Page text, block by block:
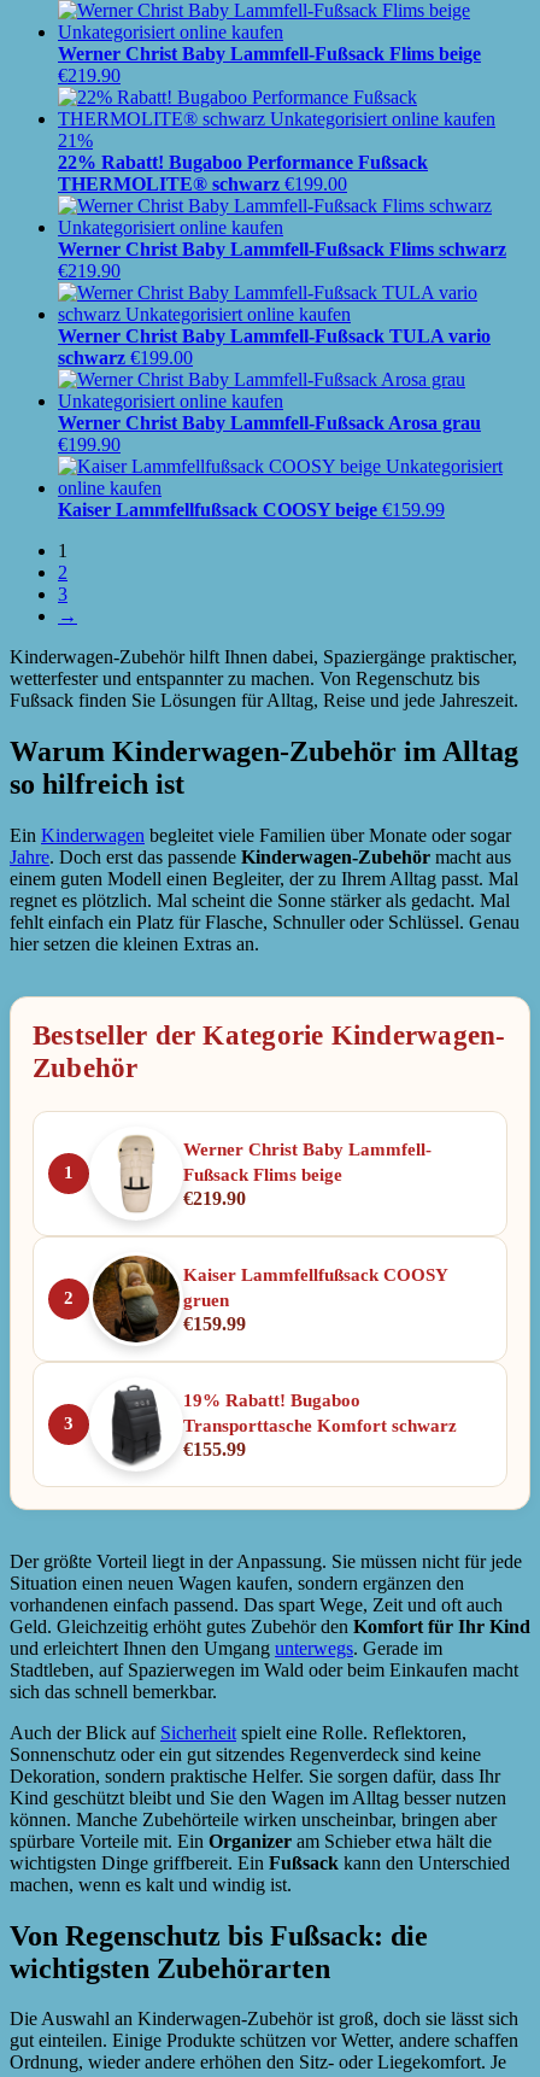
Werner Christ Baby Lammfell-Fußsack Flims beige
€219.90
21%
22% Rabatt! Bugaboo Performance Fußsack
THERMOLITE® schwarz €199.00
Werner Christ Baby Lammfell-Fußsack Flims schwarz
€219.90
Werner Christ Baby Lammfell-Fußsack TULA vario
schwarz €199.00
Werner Christ Baby Lammfell-Fußsack Arosa grau
€199.90
Kaiser Lammfellfußsack COOSY beige €159.99
1
2
3
→
Kinderwagen-Zubehör hilft Ihnen dabei, Spaziergänge praktischer,
wetterfester und entspannter zu machen. Von Regenschutz bis
Fußsack finden Sie Lösungen für Alltag, Reise und jede Jahreszeit.
Warum Kinderwagen-Zubehör im Alltag
so hilfreich ist
Ein Kinderwagen begleitet viele Familien über Monate oder sogar
Jahre. Doch erst das passende Kinderwagen-Zubehör macht aus
einem guten Modell einen Begleiter, der zu Ihrem Alltag passt. Mal
regnet es plötzlich. Mal scheint die Sonne stärker als gedacht. Mal
fehlt einfach ein Platz für Flasche, Schnuller oder Schlüssel. Genau
hier setzen die kleinen Extras an.
Bestseller der Kategorie Kinderwagen-
Zubehör
1
Werner Christ Baby Lammfell-
Fußsack Flims beige
€219.90
2
Kaiser Lammfellfußsack COOSY
gruen
€159.99
3
19% Rabatt! Bugaboo
Transporttasche Komfort schwarz
€155.99
Der größte Vorteil liegt in der Anpassung. Sie müssen nicht für jede
Situation einen neuen Wagen kaufen, sondern ergänzen den
vorhandenen einfach passend. Das spart Wege, Zeit und oft auch
Geld. Gleichzeitig erhöht gutes Zubehör den Komfort für Ihr Kind
und erleichtert Ihnen den Umgang unterwegs. Gerade im
Stadtleben, auf Spazierwegen im Wald oder beim Einkaufen macht
sich das schnell bemerkbar.
Auch der Blick auf Sicherheit spielt eine Rolle. Reflektoren,
Sonnenschutz oder ein gut sitzendes Regenverdeck sind keine
Dekoration, sondern praktische Helfer. Sie sorgen dafür, dass Ihr
Kind geschützt bleibt und Sie den Wagen im Alltag besser nutzen
können. Manche Zubehörteile wirken unscheinbar, bringen aber
spürbare Vorteile mit. Ein Organizer am Schieber etwa hält die
wichtigsten Dinge griffbereit. Ein Fußsack kann den Unterschied
machen, wenn es kalt und windig ist.
Von Regenschutz bis Fußsack: die
wichtigsten Zubehörarten
Die Auswahl an Kinderwagen-Zubehör ist groß, doch sie lässt sich
gut einteilen. Einige Produkte schützen vor Wetter, andere schaffen
Ordnung, wieder andere erhöhen den Sitz- oder Liegekomfort. Je